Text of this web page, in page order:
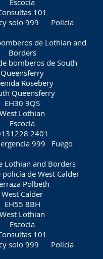
Escocia
101
solo 999
Policía
de Lothian and
Borders
bomberos de South
Queensferry
Rosebery
Queensferry
EH30 9QS
West Lothian
Escocia
2401
999
Fuego
Lothian and Borders
de West Calder
Polbeth
West Calder
EH55 8BH
West Lothian
Escocia
101
solo 999
Policía